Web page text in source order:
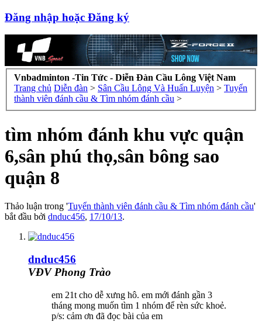
Đăng nhập hoặc Đăng ký
Vnbadminton -Tin Tức - Diễn Đàn Cầu Lông Việt Nam
Trang chủ Diễn đàn > Sân Cầu Lông Và Huấn Luyện > Tuyển
thành viên đánh cầu & Tìm nhóm đánh cầu >
tìm nhóm đánh khu vực quận
6,sân phú thọ,sân bông sao
quận 8
Thảo luận trong 'Tuyển thành viên đánh cầu & Tìm nhóm đánh cầu'
bắt đầu bởi dnduc456, 17/10/13.
dnduc456
VĐV Phong Trào
em 21t cho dễ xưng hô. em mới đánh gần 3
tháng mong muốn tìm 1 nhóm để rèn sức khoẻ.
p/s: cảm ơn đã đọc bài của em